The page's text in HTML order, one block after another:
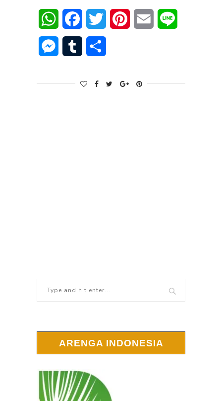
WhatsAppFacebookTwitter PinterestEmail
Messenger
Tumblr
ARENGA INDONESIA